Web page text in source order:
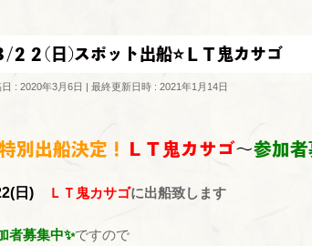
/２２(日)スポット出船⭐ＬＴ鬼カサゴ
: 2020年3月6日 最終更新日時 : 2021年1月14日
別出船決定！ ＬＴ鬼カサゴ～参加者
日) ＬＴ鬼カサゴに出船致します
者募集中✨ですので